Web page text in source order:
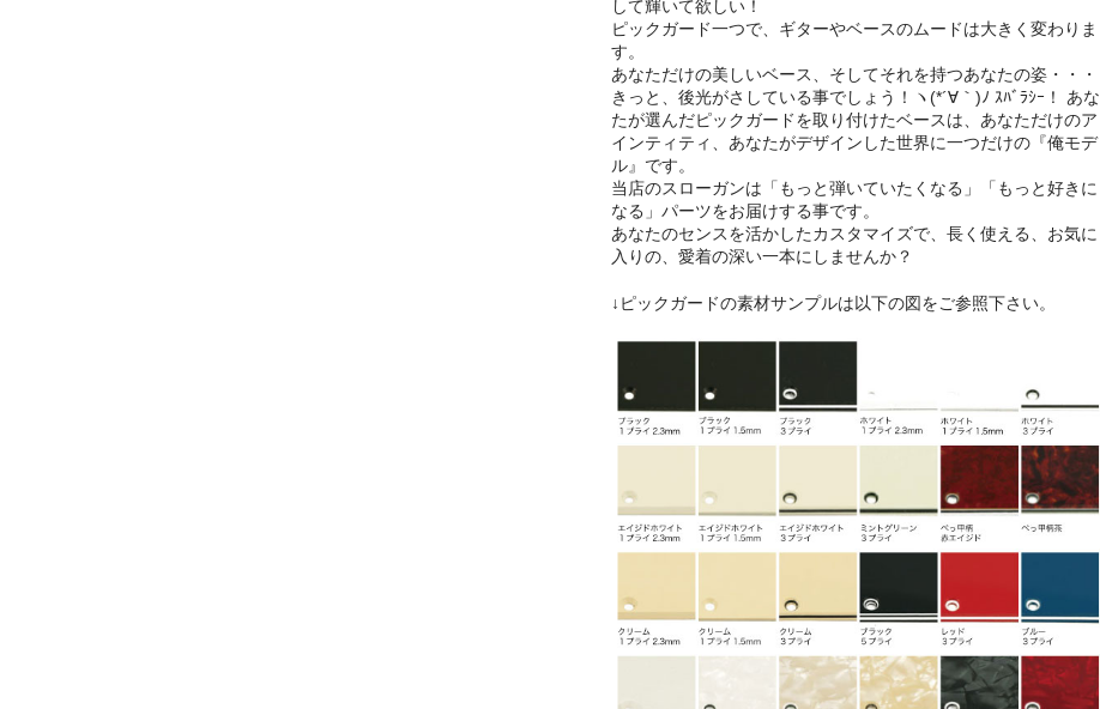
して輝いて欲しい！
ピックガード一つで、ギターやベースのムードは大きく変わりま
す。
あなただけの美しいベース、そしてそれを持つあなたの姿・・・
きっと、後光がさしている事でしょう！ヽ(*´∀｀)ﾉ ｽﾊﾞﾗｼｰ！ あな
たが選んだピックガードを取り付けたベースは、あなただけのア
インティティ、あなたがデザインした世界に一つだけの『俺モデ
ル』です。
当店のスローガンは「もっと弾いていたくなる」「もっと好きに
なる」パーツをお届けする事です。
あなたのセンスを活かしたカスタマイズで、長く使える、お気に
入りの、愛着の深い一本にしませんか？
↓ピックガードの素材サンプルは以下の図をご参照下さい。